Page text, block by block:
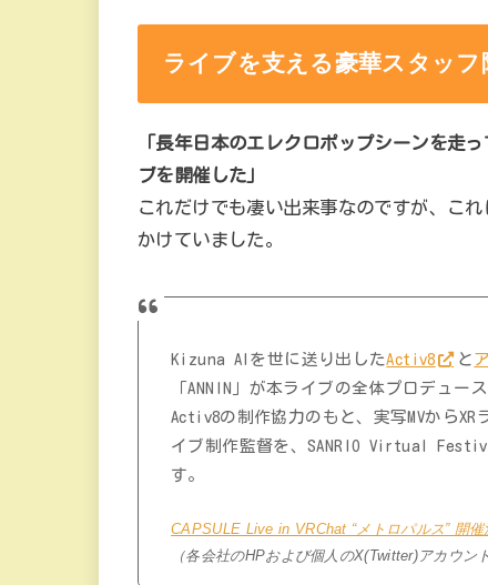
ライブを支える豪華スタッフ
「長年日本のエレクロポップシーンを走
ブを開催した」
これだけでも凄い出来事なのですが、こ
かけていました。
Kizuna AIを世に送り出したActiv8 と
「ANNIN」が本ライブの全体プロデュース
Activ8の制作協力のもと、実写MVから
イブ制作監督を、SANRIO Virtual
す。
CAPSULE Live in VRChat “メトロパルス” 開
（各会社のHPおよび個人のX(Twitter)アカウン